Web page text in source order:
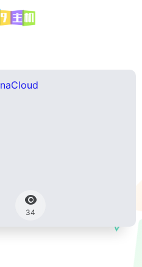
34